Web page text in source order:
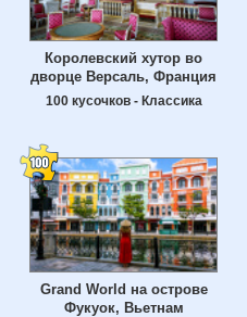
Королевский хутор во
дворце Версаль, Франция
100 кусочков - Классика
Grand World на острове
Фукуок, Вьетнам